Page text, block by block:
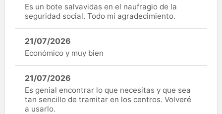
Es un bote salvavidas en el naufragio de la
seguridad social. Todo mi agradecimiento.
21/07/2026
Económico y muy bien
21/07/2026
Es genial encontrar lo que necesitas y que sea
tan sencillo de tramitar en los centros. Volveré
a usarlo.